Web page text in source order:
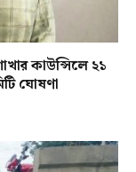
কাউন্সিলে ২১
ঘোষণা